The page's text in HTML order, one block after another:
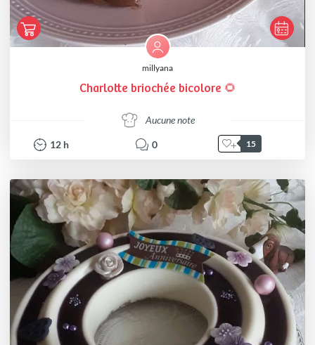
millyana
Charlotte briochée bicolore 🌻
Aucune note
12 h 0 15